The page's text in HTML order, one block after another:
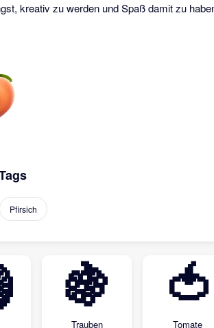
kreativ zu werden und Spaß damit zu
Pfirsich
🍇
Trauben
🍅
Tomate